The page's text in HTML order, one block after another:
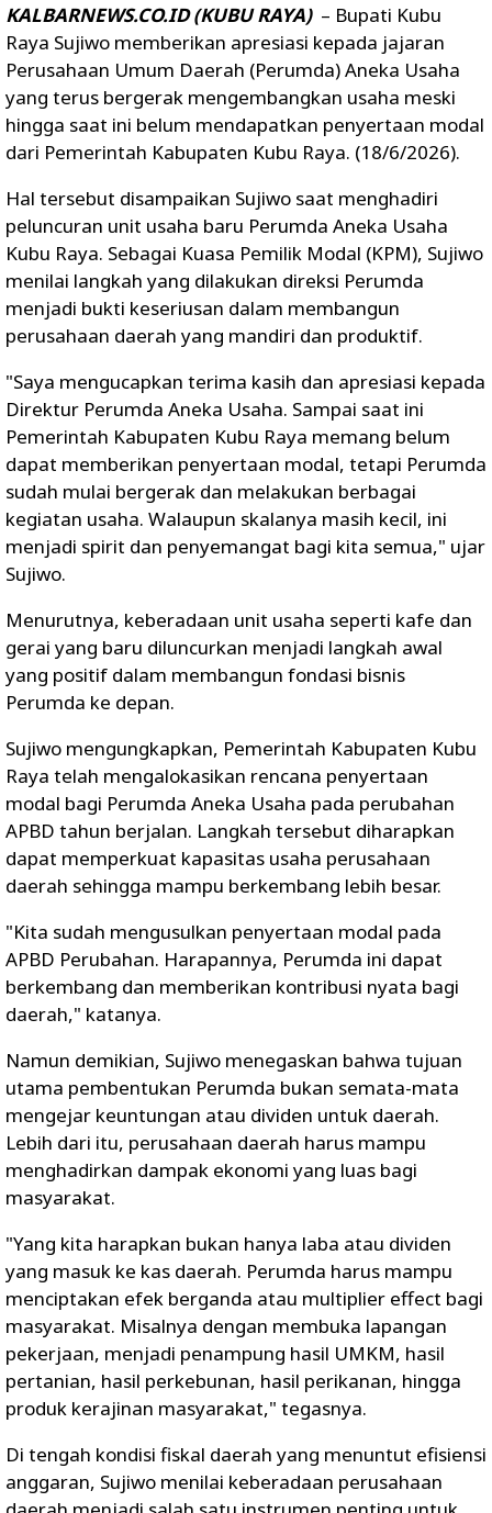
KALBARNEWS.CO.ID (KUBU RAYA) – Bupati Kubu
Raya Sujiwo memberikan apresiasi kepada jajaran
Perusahaan Umum Daerah (Perumda) Aneka Usaha
yang terus bergerak mengembangkan usaha meski
hingga saat ini belum mendapatkan penyertaan modal
dari Pemerintah Kabupaten Kubu Raya. (18/6/2026).
Hal tersebut disampaikan Sujiwo saat menghadiri
peluncuran unit usaha baru Perumda Aneka Usaha
Kubu Raya. Sebagai Kuasa Pemilik Modal (KPM), Sujiwo
menilai langkah yang dilakukan direksi Perumda
menjadi bukti keseriusan dalam membangun
perusahaan daerah yang mandiri dan produktif.
"Saya mengucapkan terima kasih dan apresiasi kepada
Direktur Perumda Aneka Usaha. Sampai saat ini
Pemerintah Kabupaten Kubu Raya memang belum
dapat memberikan penyertaan modal, tetapi Perumda
sudah mulai bergerak dan melakukan berbagai
kegiatan usaha. Walaupun skalanya masih kecil, ini
menjadi spirit dan penyemangat bagi kita semua," ujar
Sujiwo.
Menurutnya, keberadaan unit usaha seperti kafe dan
gerai yang baru diluncurkan menjadi langkah awal
yang positif dalam membangun fondasi bisnis
Perumda ke depan.
Sujiwo mengungkapkan, Pemerintah Kabupaten Kubu
Raya telah mengalokasikan rencana penyertaan
modal bagi Perumda Aneka Usaha pada perubahan
APBD tahun berjalan. Langkah tersebut diharapkan
dapat memperkuat kapasitas usaha perusahaan
daerah sehingga mampu berkembang lebih besar.
"Kita sudah mengusulkan penyertaan modal pada
APBD Perubahan. Harapannya, Perumda ini dapat
berkembang dan memberikan kontribusi nyata bagi
daerah," katanya.
Namun demikian, Sujiwo menegaskan bahwa tujuan
utama pembentukan Perumda bukan semata-mata
mengejar keuntungan atau dividen untuk daerah.
Lebih dari itu, perusahaan daerah harus mampu
menghadirkan dampak ekonomi yang luas bagi
masyarakat.
"Yang kita harapkan bukan hanya laba atau dividen
yang masuk ke kas daerah. Perumda harus mampu
menciptakan efek berganda atau multiplier effect bagi
masyarakat. Misalnya dengan membuka lapangan
pekerjaan, menjadi penampung hasil UMKM, hasil
pertanian, hasil perkebunan, hasil perikanan, hingga
produk kerajinan masyarakat," tegasnya.
Di tengah kondisi fiskal daerah yang menuntut efisiensi
anggaran, Sujiwo menilai keberadaan perusahaan